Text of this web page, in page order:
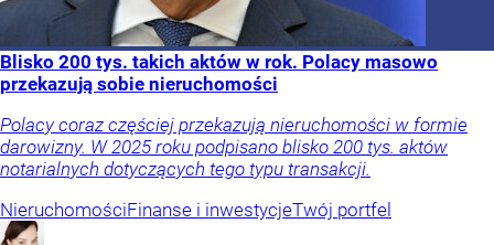
Blisko 200 tys. takich aktów w rok. Polacy masowo
przekazują sobie nieruchomości
Polacy coraz częściej przekazują nieruchomości w formie
darowizny. W 2025 roku podpisano blisko 200 tys. aktów
notarialnych dotyczących tego typu transakcji.
NieruchomościFinanse i inwestycjeTwój portfel